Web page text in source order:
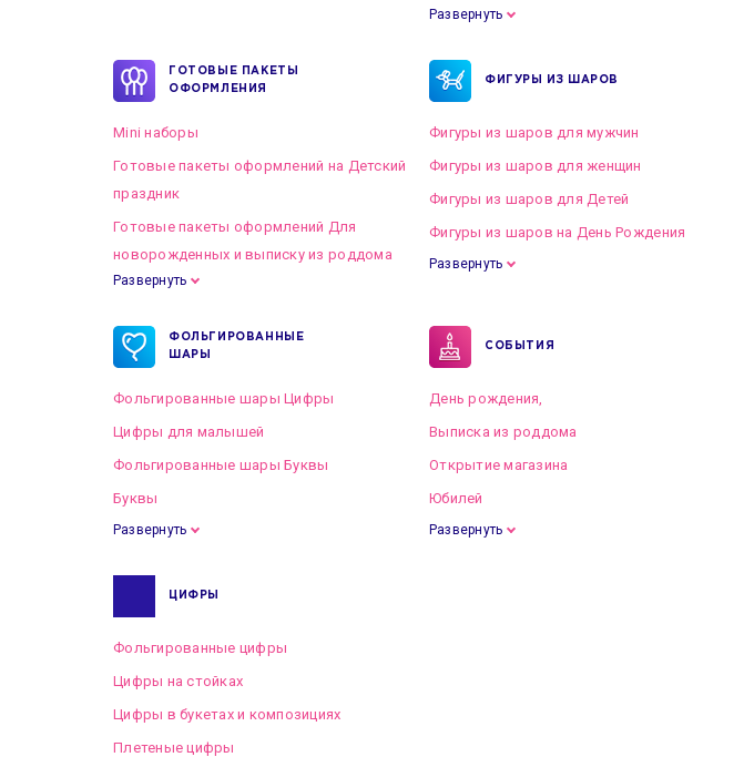
Развернуть
ГОТОВЫЕ ПАКЕТЫ
ОФОРМЛЕНИЯ
Mini наборы
Готовые пакеты оформлений на Детский
праздник
Готовые пакеты оформлений Для
новорожденных и выписку из роддома
Готовые пакеты оформлений на Свадьбу
Развернуть
ФИГУРЫ ИЗ ШАРОВ
Фигуры из шаров для мужчин
Фигуры из шаров для женщин
Фигуры из шаров для Детей
Фигуры из шаров на День Рождения
Развернуть
ФОЛЬГИРОВАННЫЕ
ШАРЫ
Фольгированные шары Цифры
Цифры для малышей
Фольгированные шары Буквы
Буквы
Развернуть
СОБЫТИЯ
День рождения,
Выписка из роддома
Открытие магазина
Юбилей
Развернуть
ЦИФРЫ
Фольгированные цифры
Цифры на стойках
Цифры в букетах и композициях
Плетеные цифры